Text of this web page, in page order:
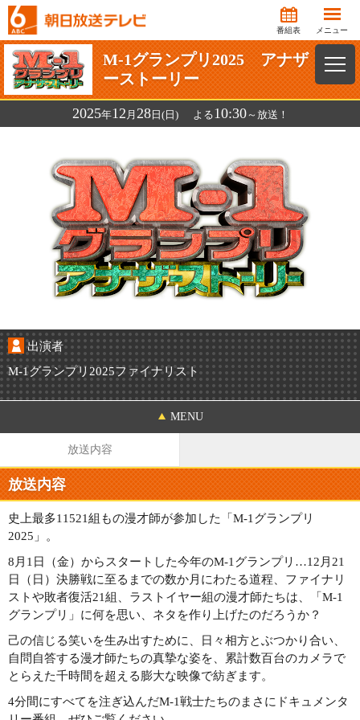
番組表 メニュー
M-1グランプリ2025 アナザ
ーストーリー
2025年12 月 28日(日) よる10:30～放送！
出演者
M-1グランプリ2025ファイナリスト
MENU
放送内容
放送内容
史上最多11521組もの漫才師が参加した「M-1グランプリ
2025」。
8月1日（金）からスタートした今年のM-1グランプリ…12月21
日（日）決勝戦に至るまでの数か月にわたる道程、ファイナリ
ストや敗者復活21組、ラストイヤー組の漫才師たちは、「M-1
グランプリ」に何を思い、ネタを作り上げたのだろうか？
己の信じる笑いを生み出すために、日々相方とぶつかり合い、
自問自答する漫才師たちの真摯な姿を、累計数百台のカメラで
とらえた千時間を超える膨大な映像で紡ぎます。
4分間にすべてを注ぎ込んだM-1戦士たちのまさにドキュメンタ